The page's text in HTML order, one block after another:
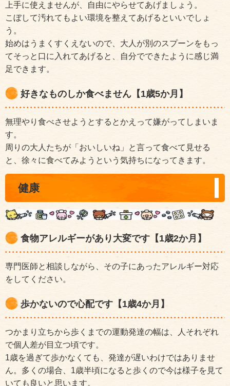
上手に使えませんが、自由にやらせてあげましょう。
こぼして汚れてもよい環境を整えてあげるといいでしょ
う。
始めはうまくすくえないので、大人が別のスプーンをもっ
てそっと口に入れてあげると、自分でできたように感じ満
足できます。
好きなものしか食べません【1歳5か月】
無理やり食べさせようとするとかえって嫌がってしまいま
す。
周りの大人たちが「おいしいね」と言って食べて見せる
と、徐々に食べてみようという気持ちになってきます。
健康
食物アレルギーがあり大変です【1歳2か月】
専門医師と相談しながら、その子にあったアレルギー対応
をしてください。
歩かないので心配です【1歳4か月】
つかまり立ちから歩くまでの運動発達の幅は、人それぞれ
で個人差が目立つ頃です。
1歳を過ぎて歩かなくても、発達が遅いわけではありませ
ん。多くの場合、1歳半頃になると歩くので今は様子を見て
いても良いと思います。